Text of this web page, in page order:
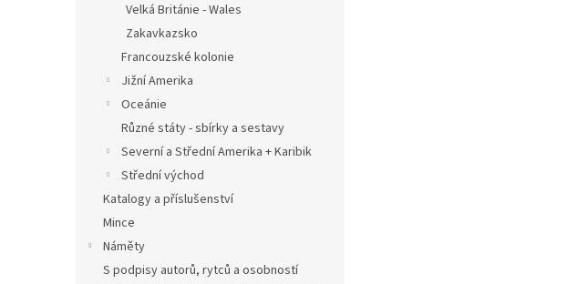
Velká Británie - Wales
Zakavkazsko
Francouzské kolonie
Jižní Amerika
Oceánie
Různé státy - sbírky a sestavy
Severní a Střední Amerika + Karibik
Střední východ
Katalogy a příslušenství
Mince
Náměty
S podpisy autorů, rytců a osobností